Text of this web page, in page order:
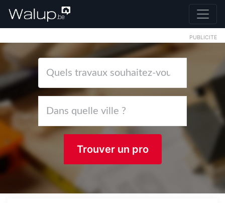
PUBLICITE
Trouver un pro